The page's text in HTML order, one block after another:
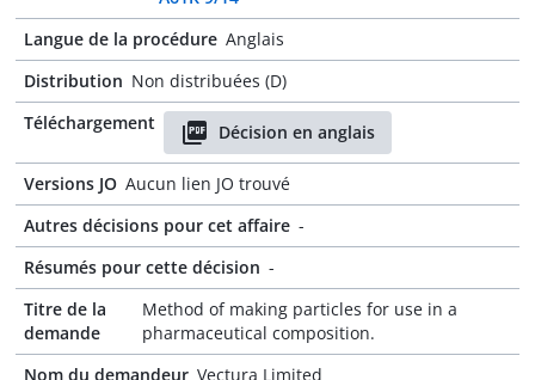
Langue de la procédure Anglais
Distribution Non distribuées (D)
Téléchargement
Décision en anglais
Versions JO Aucun lien JO trouvé
Autres décisions pour cet affaire -
Résumés pour cette décision -
Titre de la
demande
Method of making particles for use in a
pharmaceutical composition.
Nom du demandeur Vectura Limited